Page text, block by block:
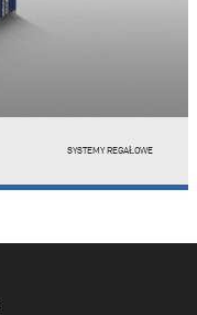
SYSTEMY REGAŁOWE